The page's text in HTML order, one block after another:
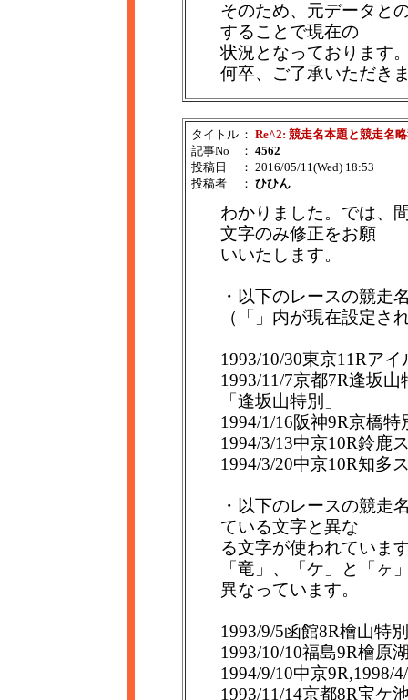
そのため、元データと
することで現在の
状況となっております
何卒、ご了承いただき
タイトル ： Re^2: 競走名本題と競走名
記事No
： 4562
投稿日
： 2016/05/11(Wed) 18:53
投稿者
： ひひん
わかりました。では、
文字のみ修正をお願
いいたします。
・以下のレースの競走
（「」内が現在設定さ
1993/10/30東京11Rア
1993/11/7京都7R逢坂
「逢坂山特別」
1994/1/16阪神9R京橋
1994/3/13中京10R鈴鹿
1994/3/20中京10R知多
・以下のレースの競走
ている文字と異な
る文字が使われていま
「竜」、「ケ」と「ヶ
異なっています。
1993/9/5函館8R檜山特
1993/10/10福島9R檜原
1994/9/10中京9R,1998/
1993/11/14京都8R宝ケ